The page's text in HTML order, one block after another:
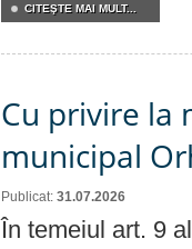
CITEŞTE MAI MULT...
Cu privire la
municipal
Publicat: 31.07.2026
În temeiul art. 9